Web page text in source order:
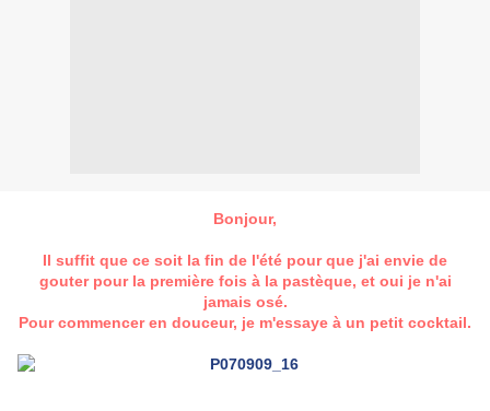
Bonjour,
Il suffit que ce soit la fin de l'été pour que j'ai envie de
gouter pour la première fois à la pastèque, et oui je n'ai
jamais osé.
Pour commencer en douceur, je m'essaye à un petit cocktail.